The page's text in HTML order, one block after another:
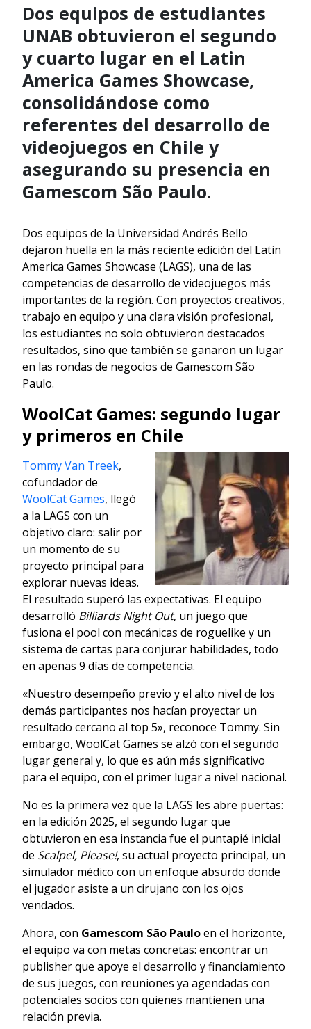
Dos equipos de estudiantes
UNAB obtuvieron el segundo
y cuarto lugar en el Latin
America Games Showcase,
consolidándose como
referentes del desarrollo de
videojuegos en Chile y
asegurando su presencia en
Gamescom São Paulo.
Dos equipos de la Universidad Andrés Bello
dejaron huella en la más reciente edición del Latin
America Games Showcase (LAGS), una de las
competencias de desarrollo de videojuegos más
importantes de la región. Con proyectos creativos,
trabajo en equipo y una clara visión profesional,
los estudiantes no solo obtuvieron destacados
resultados, sino que también se ganaron un lugar
en las rondas de negocios de Gamescom São
Paulo.
WoolCat Games: segundo lugar
y primeros en Chile
Tommy Van Treek,
cofundador de
WoolCat Games, llegó
a la LAGS con un
objetivo claro: salir por
un momento de su
proyecto principal para
explorar nuevas ideas.
El resultado superó las expectativas. El equipo
desarrolló Billiards Night Out, un juego que
fusiona el pool con mecánicas de roguelike y un
sistema de cartas para conjurar habilidades, todo
en apenas 9 días de competencia.
«Nuestro desempeño previo y el alto nivel de los
demás participantes nos hacían proyectar un
resultado cercano al top 5», reconoce Tommy. Sin
embargo, WoolCat Games se alzó con el segundo
lugar general y, lo que es aún más significativo
para el equipo, con el primer lugar a nivel nacional.
No es la primera vez que la LAGS les abre puertas:
en la edición 2025, el segundo lugar que
obtuvieron en esa instancia fue el puntapié inicial
de Scalpel, Please!, su actual proyecto principal, un
simulador médico con un enfoque absurdo donde
el jugador asiste a un cirujano con los ojos
vendados.
Ahora, con Gamescom São Pauloen el horizonte,
el equipo va con metas concretas: encontrar un
publisher que apoye el desarrollo y financiamiento
de sus juegos, con reuniones ya agendadas con
potenciales socios con quienes mantienen una
relación previa.